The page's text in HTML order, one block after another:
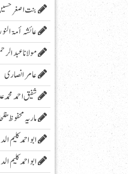
بنت اصغر
عائشہ أمۃ
مولانا عبد
عامر انصاری
شفیق احمد
ماریہ محفوظ
ابو احمد
ابو احمد